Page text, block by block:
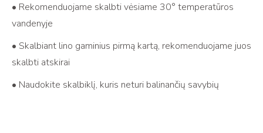
• Rekomenduojame skalbti vėsiame 30° temperatūros
vandenyje
• Skalbiant lino gaminius pirmą kartą, rekomenduojame juos
skalbti atskirai
• Naudokite skalbiklį, kuris neturi balinančių savybių